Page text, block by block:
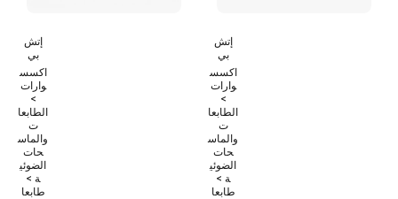
إتش
بي
اكسس
وارات
>
الطابعا
ت
والماس
حات
الضوئي
ة >
طابعا
إتش
بي
اكسس
وارات
>
الطابعا
ت
والماس
حات
الضوئي
ة >
طابعا